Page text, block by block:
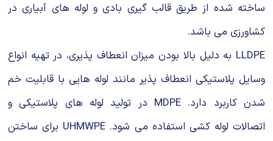
ساخته شده از طریق قالب گیری بادی و لوله های آبیاری در
كشاورزی می باشد.
LLDPE به دلیل بالا بودن میزان انعطاف پذیری، در تهیه انواع
وسایل پلاستیكی انعطاف پذیر مانند لوله هایی با قابلیت خم
شدن كاربرد دارد. MDPE در تولید لوله های پلاستیكی و
اتصالات لوله كشی استفاده می شود. UHMWPE برای ساختن